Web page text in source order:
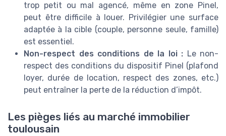
trop petit ou mal agencé, même en zone Pinel,
peut être difficile à louer. Privilégier une surface
adaptée à la cible (couple, personne seule, famille)
est essentiel.
Non-respect des conditions de la loi : Le non-
respect des conditions du dispositif Pinel (plafond
loyer, durée de location, respect des zones, etc.)
peut entraîner la perte de la réduction d’impôt.
Les pièges liés au marché immobilier
toulousain